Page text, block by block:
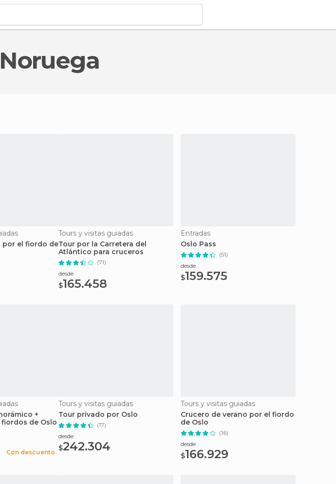
por el fiordo de
Tours y visitas guiadas
Tour por la Carretera del
Atlántico para cruceros
(71)
desde
$165.458
Entradas
Oslo Pass
(51)
desde
$159.575
+
de Oslo
Con descuento
Tours y visitas guiadas
Tour privado por Oslo
(17)
desde
$242.304
Tours y visitas guiadas
Crucero de verano por el fiordo
de Oslo
(16)
desde
$166.929